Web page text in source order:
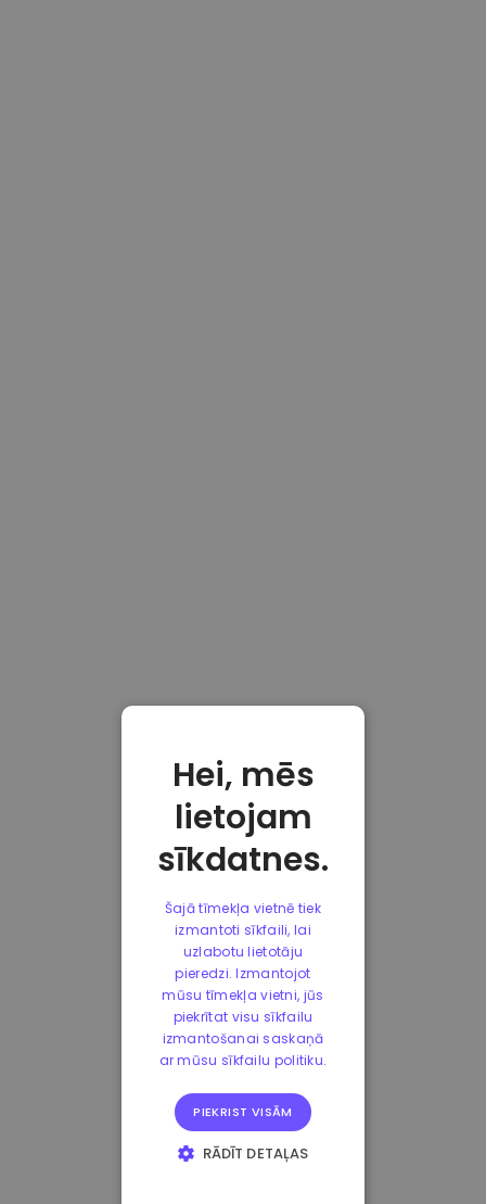
Hei, mēs
lietojam
sīkdatnes.
Šajā tīmekļa vietnē tiek
izmantoti sīkfaili, lai
uzlabotu lietotāju
pieredzi. Izmantojot
mūsu tīmekļa vietni, jūs
piekrītat visu sīkfailu
izmantošanai saskaņā
ar mūsu sīkfailu politiku.
PIEKRIST VISĀM
RĀDĪT DETAĻAS